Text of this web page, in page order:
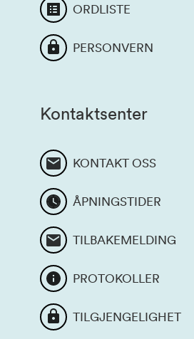
ORDLISTE
PERSONVERN
Kontaktsenter
KONTAKT OSS
ÅPNINGSTIDER
TILBAKEMELDING
PROTOKOLLER
TILGJENGELIGHET